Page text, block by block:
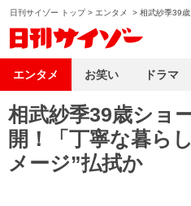
日刊サイゾー トップ> エンタメ > 相武紗季39歳
相武紗季39歳ショ
開！「丁寧な暮ら
メージ”払拭か
エンタメ お笑い ドラマ